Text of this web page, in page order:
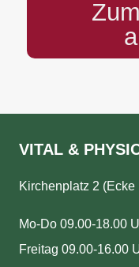
VITAL &
Kirchenplatz 2
Mo-Do 09.00-18.00
Freitag 09.00-16.00